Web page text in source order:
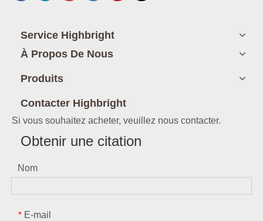
Service Highbright
À Propos De Nous
Produits
Contacter Highbright
Si vous souhaitez acheter, veuillez nous contacter.
Obtenir une citation
Nom
* E-mail